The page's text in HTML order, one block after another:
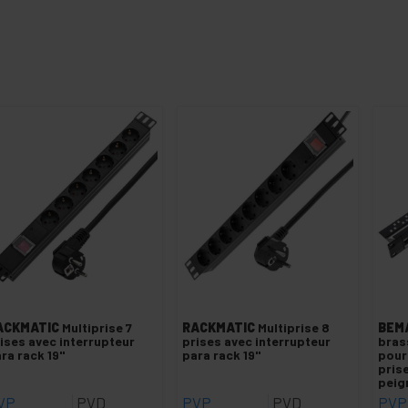
Multiprise 7
avec interrupteur
rack 19"
PVD
RACKMATIC Multiprise 8
prises avec interrupteur
para rack 19"
PVP PVD PVP